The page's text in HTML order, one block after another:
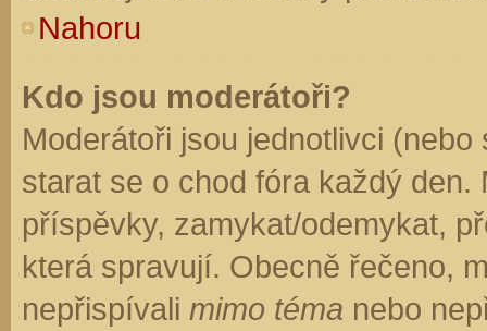
Nahoru
Kdo jsou moderátoři?
Moderátoři jsou jednotlivci
starat se o chod fóra každý
příspěvky, zamykat/odemykat,
která spravují. Obecně řečeno,
nepřispívali mimo téma nebo